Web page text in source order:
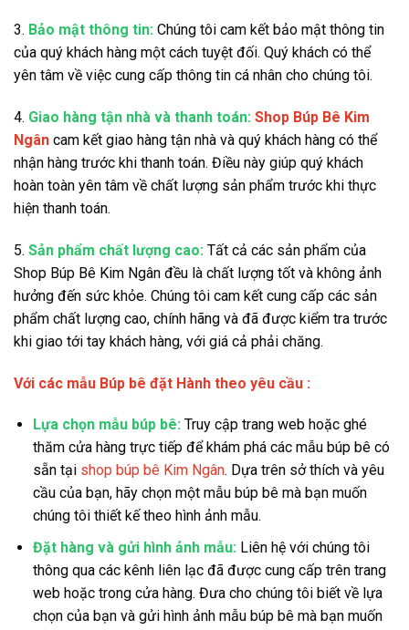
3. Bảo mật thông tin: Chúng tôi cam kết bảo mật thông tin
của quý khách hàng một cách tuyệt đối. Quý khách có thể
yên tâm về việc cung cấp thông tin cá nhân cho chúng tôi.
4. Giao hàng tận nhà và thanh toán: Shop Búp Bê Kim
Ngân cam kết giao hàng tận nhà và quý khách hàng có thể
nhận hàng trước khi thanh toán. Điều này giúp quý khách
hoàn toàn yên tâm về chất lượng sản phẩm trước khi thực
hiện thanh toán.
5. Sản phẩm chất lượng cao: Tất cả các sản phẩm của
Shop Búp Bê Kim Ngân đều là chất lượng tốt và không ảnh
hưởng đến sức khỏe. Chúng tôi cam kết cung cấp các sản
phẩm chất lượng cao, chính hãng và đã được kiểm tra trước
khi giao tới tay khách hàng, với giá cả phải chăng.
Với các mẫu Búp bê đặt Hành theo yêu cầu :
Lựa chọn mẫu búp bê:Truy cập trang web hoặc ghé
thăm cửa hàng trực tiếp để khám phá các mẫu búp bê có
sẵn tại shop búp bê Kim Ngân. Dựa trên sở thích và yêu
cầu của bạn, hãy chọn một mẫu búp bê mà bạn muốn
chúng tôi thiết kế theo hình ảnh mẫu.
Đặt hàng và gửi hình ảnh mẫu: Liên hệ với chúng tôi
thông qua các kênh liên lạc đã được cung cấp trên trang
web hoặc trong cửa hàng. Đưa cho chúng tôi biết về lựa
chọn của bạn và gửi hình ảnh mẫu búp bê mà bạn muốn